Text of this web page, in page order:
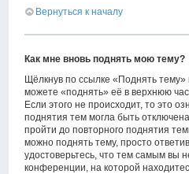
Вернуться к началу
Как мне вновь поднять мою тему?
Щёлкнув по ссылке «Поднять
можете «поднять» её в верхнюю
Если этого не происходит, то это
поднятия тем могла быть
пройти до повторного поднятия
можно поднять тему, просто
удостоверьтесь, что тем самым вы
конференции, на которой